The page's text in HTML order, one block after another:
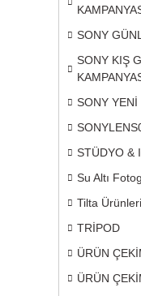
SONY
SONY KIŞ
SONY YENİ
STÜDYO &
Su Altı
Tilta Ürünleri
TRİPOD
ÜRÜN
ÜRÜN